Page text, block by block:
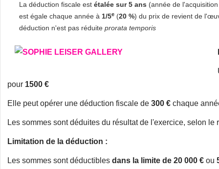
La déduction fiscale est étalée sur 5 ans (année de
est égale chaque année à 1/5e (20 %) du prix de revient de
déduction n'est pas réduite prorata temporis
pour 1500 €
Elle peut opérer une déduction fiscale de 300 € chaque
Les sommes sont déduites du résultat de l'exercice, selon le
Limitation de la déduction :
Les sommes sont déductibles dans la limite de 20 000 € ou